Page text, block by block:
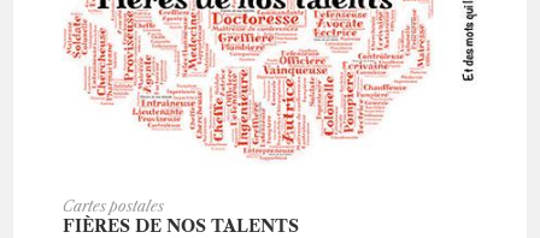
AJOUTER AU PANIER
Cartes postales
FIÈRES DE NOS TALENTS